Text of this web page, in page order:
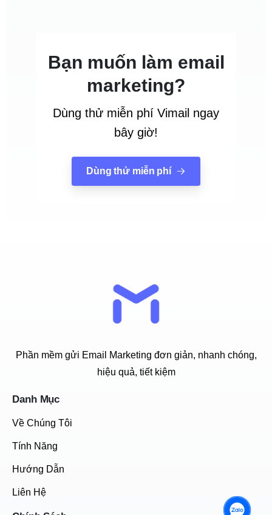
Bạn muốn làm email
marketing?
Dùng thử miễn phí Vimail ngay
bây giờ!
Dùng thử miễn phí
Phần mềm gửi Email Marketing đơn giản, nhanh chóng,
hiệu quả, tiết kiệm
Danh Mục
Về Chúng Tôi
Tính Năng
Hướng Dẫn
Liên Hệ